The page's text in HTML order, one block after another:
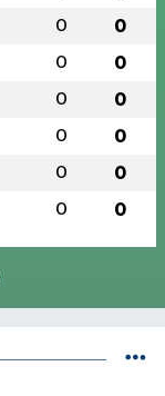
0 0
0 0
0 0
0 0
0 0
0 0